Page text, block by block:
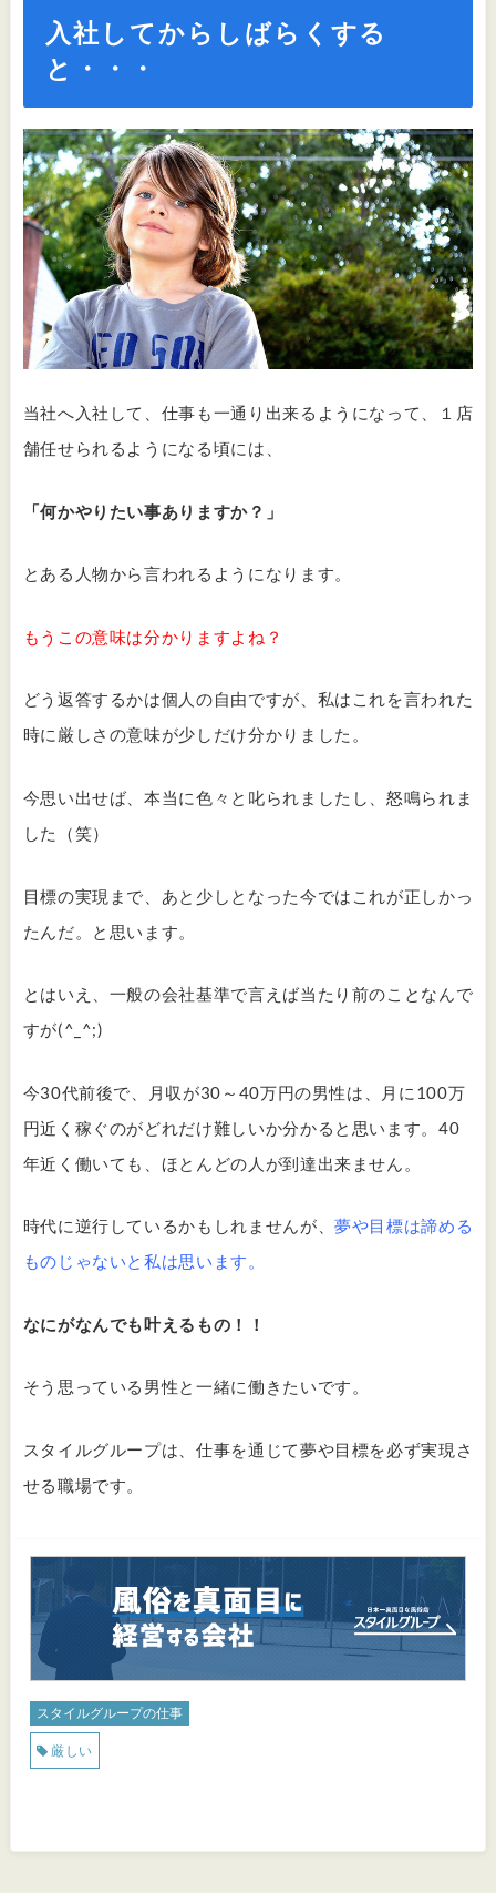
入社してからしばらくする
と・・・
当社へ入社して、仕事も一通り出来るようになって、１店
舗任せられるようになる頃には、
「何かやりたい事ありますか？」
とある人物から言われるようになります。
もうこの意味は分かりますよね？
どう返答するかは個人の自由ですが、私はこれを言われた
時に厳しさの意味が少しだけ分かりました。
今思い出せば、本当に色々と叱られましたし、怒鳴られま
した（笑）
目標の実現まで、あと少しとなった今ではこれが正しかっ
たんだ。と思います。
とはいえ、一般の会社基準で言えば当たり前のことなんで
すが(^_^;)
今30代前後で、月収が30～40万円の男性は、月に100万
円近く稼ぐのがどれだけ難しいか分かると思います。40
年近く働いても、ほとんどの人が到達出来ません。
時代に逆行しているかもしれませんが、夢や目標は諦める
ものじゃないと私は思います。
なにがなんでも叶えるもの！！
そう思っている男性と一緒に働きたいです。
スタイルグループは、仕事を通じて夢や目標を必ず実現さ
せる職場です。
スタイルグループの仕事
厳しい